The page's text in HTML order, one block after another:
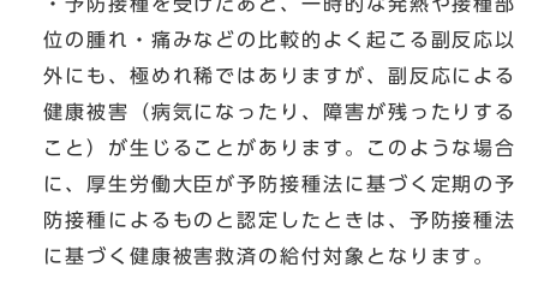
位の腫れ・痛みなどの比較的よく起こる副反応以
外にも、極めれ稀ではありますが、副反応による
健康被害（病気になったり、障害が残ったりする
こと）が生じることがあります。このような場合
に、厚生労働大臣が予防接種法に基づく定期の予
防接種によるものと認定したときは、予防接種法
に基づく健康被害救済の給付対象となります。